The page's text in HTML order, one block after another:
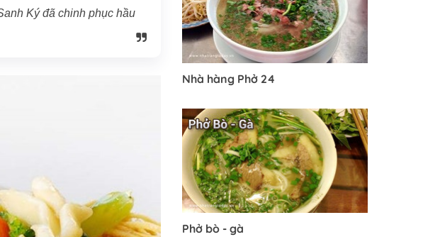
Ký đã chinh phục hầu
Nhà hàng Phở 24
Phở bò - gà